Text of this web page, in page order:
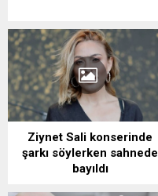
Ziynet Sali konserinde
şarkı söylerken sahnede
bayıldı